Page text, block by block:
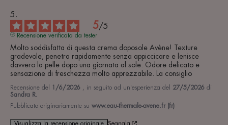
5/5
Recensione verificata da tester
Molto soddisfatta di questa crema doposole Avène! Texture
gradevole, penetra rapidamente senza appiccicare e lenisce
davvero la pelle dopo una giornata al sole. Odore delicato e
sensazione di freschezza molto apprezzabile. La consiglio
Recensione del 1/6/2026 , in seguito ad un'esperienza del 27/5/2026 di
Sandra R.
Pubblicato originariamente su www.eau-thermale-avene.fr (fr)
Visualizza la recensione originale Segnala